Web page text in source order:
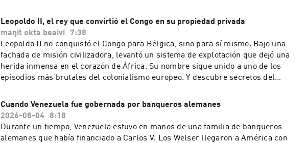
Leopoldo II, el rey que convirtió el Congo en su propiedad privada
maŋit okta beaivi
7:38
Leopoldo II no conquistó el Congo para Bélgica, sino para sí mismo. Bajo una
fachada de misión civilizadora, levantó un sistema de explotación que dejó una
herida inmensa en el corazón de África. Su nombre sigue unido a uno de los
episodios más brutales del colonialismo europeo. Y descubre secretos del
your ad choices. Visit podcastchoices.com/adchoices
Cuando Venezuela fue gobernada por banqueros alemanes
2026-08-04
8:18
Durante un tiempo, Venezuela estuvo en manos de una familia de banqueros
alemanes que había financiado a Carlos V. Los Welser llegaron a América con